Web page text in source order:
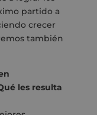
partido a
crecer
también
les resulta